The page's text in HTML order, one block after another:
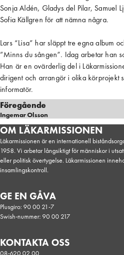
Sonja Aldén, Gladys del Pilar, Samuel
Sofia Källgren för att nämna några.
Lars “Lisa” har släppt tre egna album
”Minns du sången”. Idag arbetar han
Han är en ovärderlig del i
dirigent och arrangör i olika körprojekt
informatör.
Föregående
Ingemar Olsson
OM LÄKARMISSIONEN
Läkarmissionen är en internationell
1958. Vi arbetar långsiktigt för människor i
eller politisk övertygelse. Läkarmissionen
insamlingskontroll.
GE EN GÅVA
Plusgiro: 90 00 21-7
Swish-nummer: 90 00 217
KONTAKTA OSS
08-620 02 00